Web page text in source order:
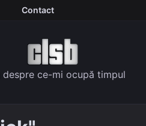
Contact
despre ce-mi ocupă timpul